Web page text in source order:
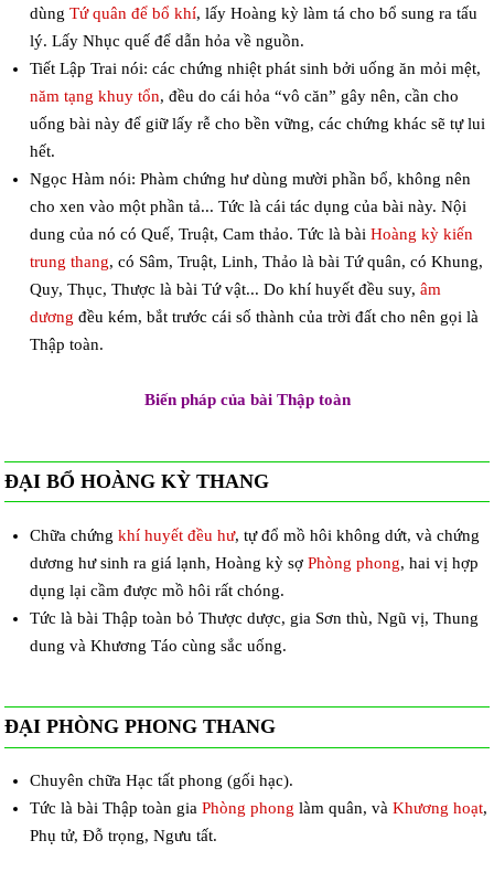
dùng Tứ quân để bổ khí, lấy Hoàng kỳ làm tá cho bổ sung ra tấu
lý. Lấy Nhục quế để dẫn hỏa về nguồn.
Tiết Lập Trai nói: các chứng nhiệt phát sinh bởi uống ăn mỏi mệt,
năm tạng khuy tổn, đều do cái hỏa “vô căn” gây nên, cần cho
uống bài này để giữ lấy rễ cho bền vững, các chứng khác sẽ tự lui
hết.
Ngọc Hàm nói: Phàm chứng hư dùng mười phần bổ, không nên
cho xen vào một phần tả... Tức là cái tác dụng của bài này. Nội
dung của nó có Quế, Truật, Cam thảo. Tức là bài Hoàng kỳ kiến
trung thang, có Sâm, Truật, Linh, Thảo là bài Tứ quân, có Khung,
Quy, Thục, Thược là bài Tứ vật... Do khí huyết đều suy, âm
dương đều kém, bắt trước cái số thành của trời đất cho nên gọi là
Thập toàn.
Biến pháp của bài Thập toàn
ĐẠI BỔ HOÀNG KỲ THANG
Chữa chứng khí huyết đều hư, tự đổ mồ hôi không dứt, và chứng
dương hư sinh ra giá lạnh, Hoàng kỳ sợ Phòng phong, hai vị hợp
dụng lại cầm được mồ hôi rất chóng.
Tức là bài Thập toàn bỏ Thược dược, gia Sơn thù, Ngũ vị, Thung
dung và Khương Táo cùng sắc uống.
ĐẠI PHÒNG PHONG THANG
Chuyên chữa Hạc tất phong (gối hạc).
Tức là bài Thập toàn gia Phòng phong làm quân, và Khương hoạt,
Phụ tử, Đỗ trọng, Ngưu tất.